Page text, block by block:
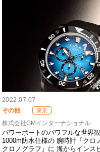
2022.07.07
その他
東京
株式会社GMインターナショナル
パワーボートのパワフルな世界
1000m防水仕様の 腕時計『クロ
クロノグラフ』に 海からインス